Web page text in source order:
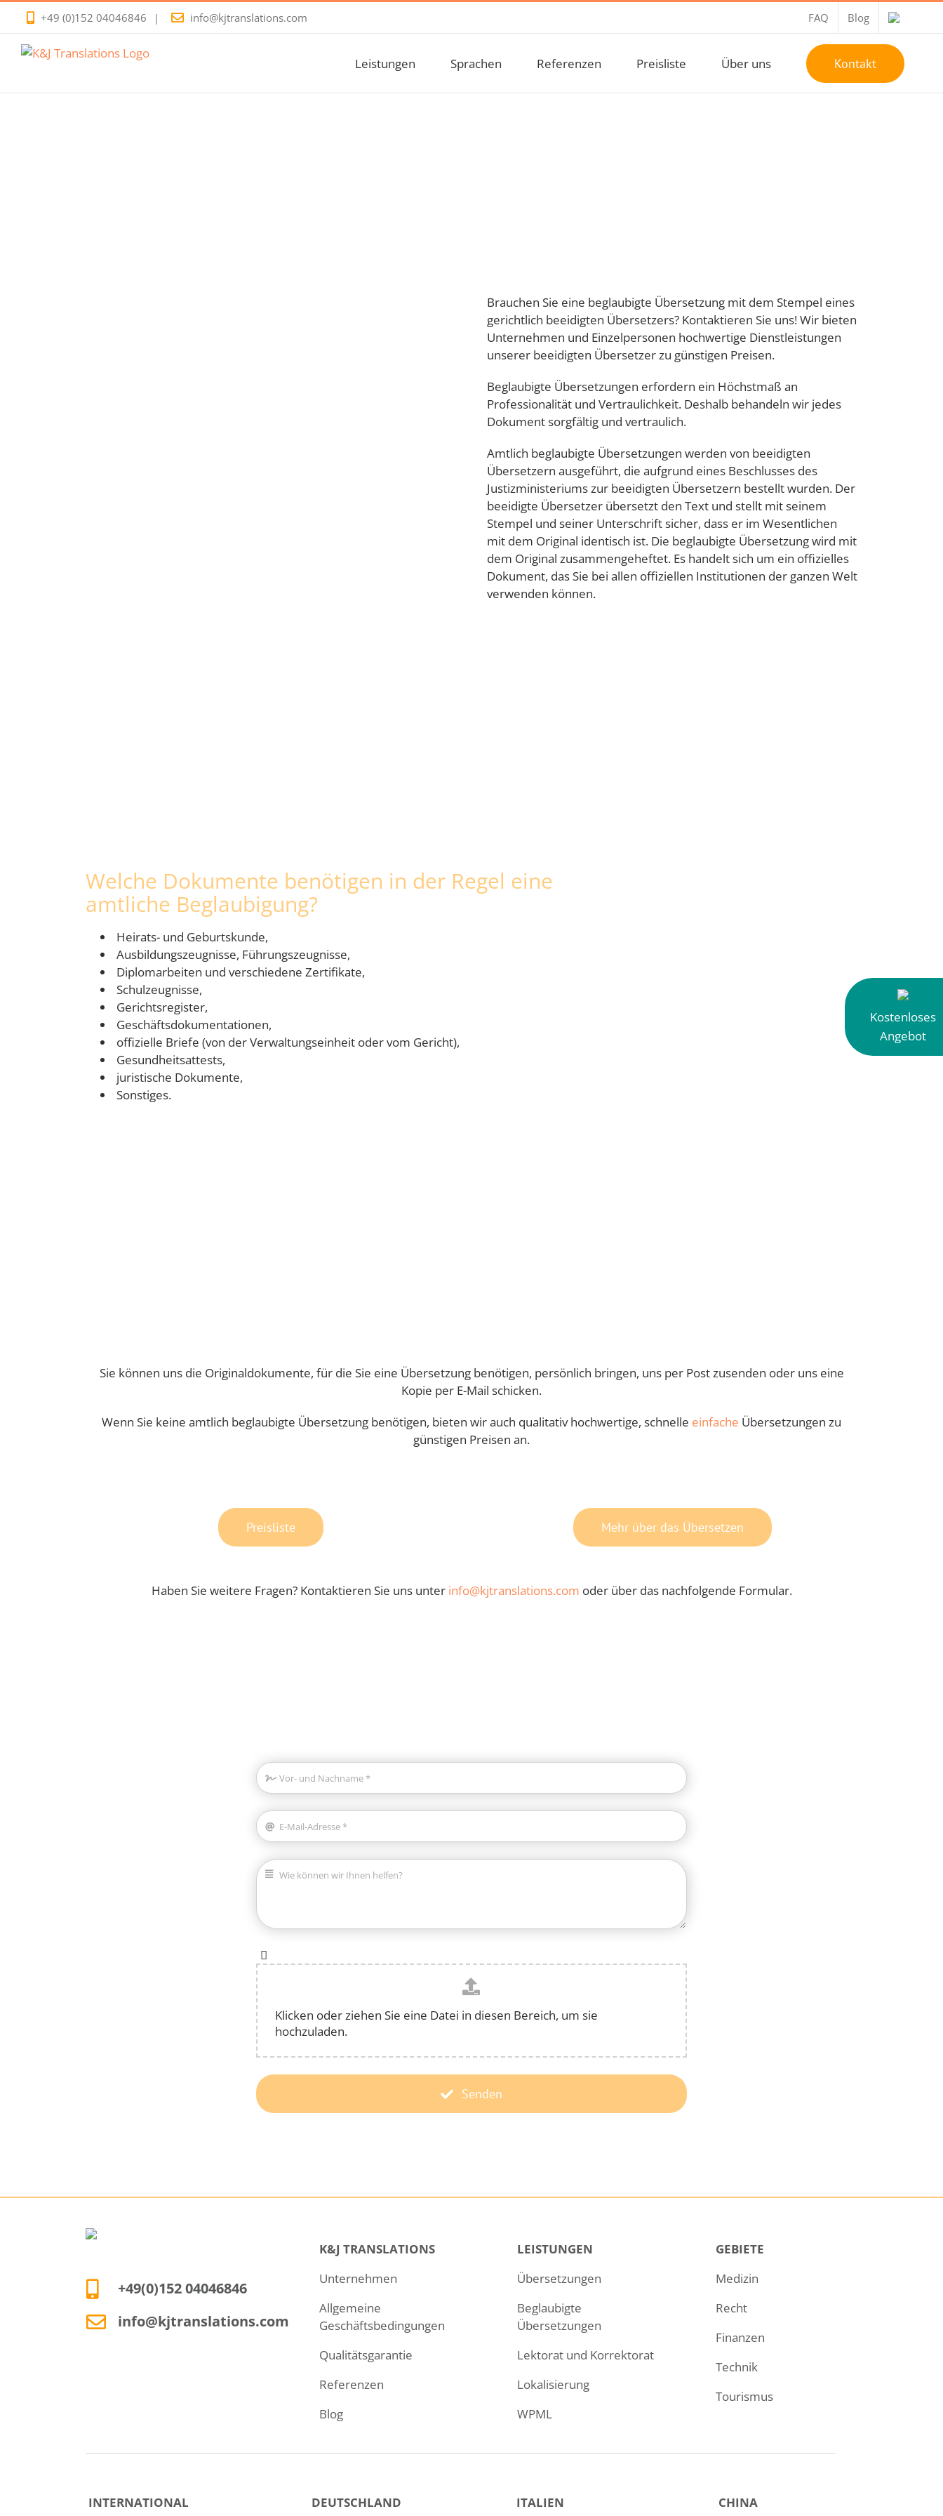
Inhalt
springen
+49 (0)152 04046846 | info@kjtranslations.com FAQ Blog
Leistungen Sprachen Referenzen Preisliste Über uns Kontakt
Brauchen Sie eine beglaubigte Übersetzung mit dem Stempel eines
gerichtlich beeidigten Übersetzers? Kontaktieren Sie uns! Wir bieten
Unternehmen und Einzelpersonen hochwertige Dienstleistungen
unserer beeidigten Übersetzer zu günstigen Preisen.
Beglaubigte Übersetzungen erfordern ein Höchstmaß an
Professionalität und Vertraulichkeit. Deshalb behandeln wir jedes
Dokument sorgfältig und vertraulich.
Amtlich beglaubigte Übersetzungen werden von beeidigten
Übersetzern ausgeführt, die aufgrund eines Beschlusses des
Justizministeriums zur beeidigten Übersetzern bestellt wurden. Der
beeidigte Übersetzer übersetzt den Text und stellt mit seinem
Stempel und seiner Unterschrift sicher, dass er im Wesentlichen
mit dem Original identisch ist. Die beglaubigte Übersetzung wird mit
dem Original zusammengeheftet. Es handelt sich um ein offizielles
Dokument, das Sie bei allen offiziellen Institutionen der ganzen Welt
verwenden können.
Welche Dokumente benötigen in der Regel eine
amtliche Beglaubigung?
Heirats- und Geburtskunde,
Ausbildungszeugnisse, Führungszeugnisse,
Diplomarbeiten und verschiedene Zertifikate,
Schulzeugnisse,
Gerichtsregister,
Geschäftsdokumentationen,
offizielle Briefe (von der Verwaltungseinheit oder vom Gericht),
Gesundheitsattests,
juristische Dokumente,
Sonstiges.
Sie können uns die Originaldokumente, für die Sie eine Übersetzung benötigen, persönlich bringen, uns per Post zusenden oder uns eine
Kopie per E-Mail schicken.
Wenn Sie keine amtlich beglaubigte Übersetzung benötigen, bieten wir auch qualitativ hochwertige, schnelle einfache Übersetzungen zu
günstigen Preisen an.
Preisliste Mehr über das Übersetzen
Haben Sie weitere Fragen? Kontaktieren Sie uns unter info@kjtranslations.com oder über das nachfolgende Formular.
Klicken oder ziehen Sie eine Datei in diesen Bereich, um sie
hochzuladen.
Senden
Kostenloses
Angebot
+49(0)152 04046846
info@kjtranslations.com
INTERNATIONAL
K&J TRANSLATIONS
Unternehmen
Allgemeine
Geschäftsbedingungen
Qualitätsgarantie
Referenzen
Blog
DEUTSCHLAND
LEISTUNGEN
Übersetzungen
Beglaubigte
Übersetzungen
Lektorat und Korrektorat
Lokalisierung
WPML
ITALIEN
GEBIETE
Medizin
Recht
Finanzen
Technik
Tourismus
CHINA